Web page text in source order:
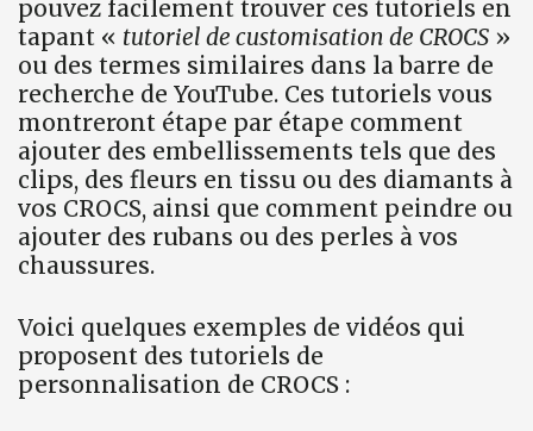
pouvez facilement trouver ces tutoriels en
tapant « tutoriel de customisation de CROCS »
ou des termes similaires dans la barre de
recherche de YouTube. Ces tutoriels vous
montreront étape par étape comment
ajouter des embellissements tels que des
clips, des fleurs en tissu ou des diamants à
vos CROCS, ainsi que comment peindre ou
ajouter des rubans ou des perles à vos
chaussures.
Voici quelques exemples de vidéos qui
proposent des tutoriels de
personnalisation de CROCS :